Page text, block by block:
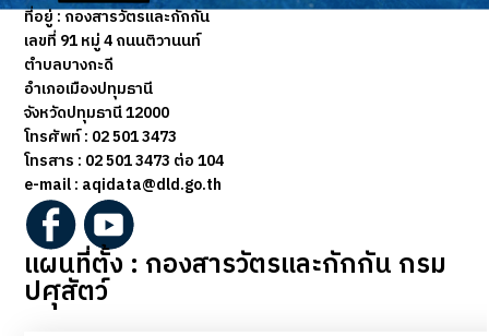
ที่อยู่ :กองสารวัตรและกักกัน
เลขที่ 91 หมู่ 4 ถนนติวานนท์
ตำบลบางกะดี
อำเภอเมืองปทุมธานี
จังหวัดปทุมธานี 12000
โทรศัพท์ : 02 501 3473
โทรสาร : 02 501 3473 ต่อ 104
e-mail : aqidata@dld.go.th
แผนที่ตั้ง : กองสารวัตรและกักกัน กรม
ปศุสัตว์